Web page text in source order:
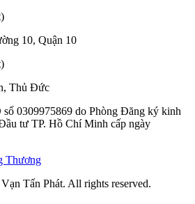
10, Quận 10
Thủ Đức
0309975869 do Phòng Đăng ký kinh
tư TP. Hồ Chí Minh cấp ngày
Tấn Phát. All rights reserved.